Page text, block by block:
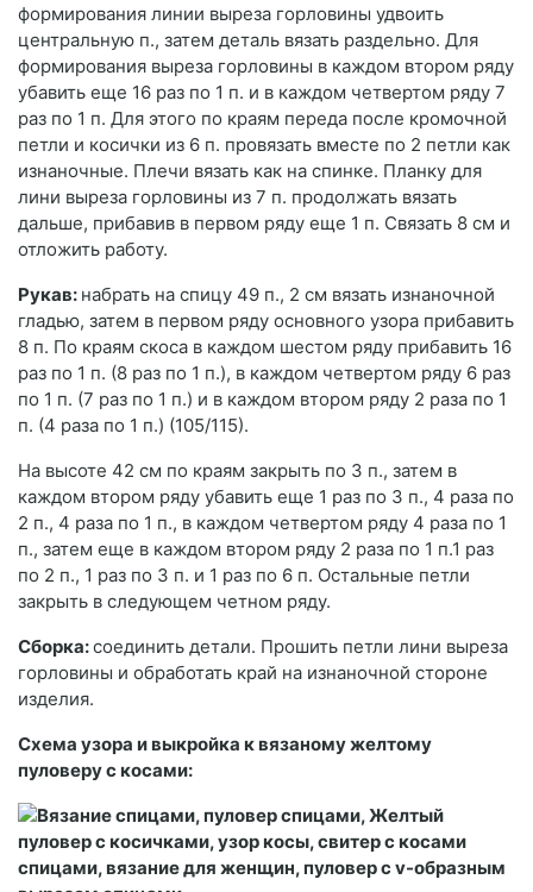
формирования линии выреза горловины удвоить
центральную п., затем деталь вязать раздельно. Для
формирования выреза горловины в каждом втором ряду
убавить еще 16 раз по 1 п. и в каждом четвертом ряду 7
раз по 1 п. Для этого по краям переда после кромочной
петли и косички из 6 п. провязать вместе по 2 петли как
изнаночные. Плечи вязать как на спинке. Планку для
лини выреза горловины из 7 п. продолжать вязать
дальше, прибавив в первом ряду еще 1 п. Связать 8 см и
отложить работу.
Рукав: набрать на спицу 49 п., 2 см вязать изнаночной
гладью, затем в первом ряду основного узора прибавить
8 п. По краям скоса в каждом шестом ряду прибавить 16
раз по 1 п. (8 раз по 1 п.), в каждом четвертом ряду 6 раз
по 1 п. (7 раз по 1 п.) и в каждом втором ряду 2 раза по 1
п. (4 раза по 1 п.) (105/115).
На высоте 42 см по краям закрыть по 3 п., затем в
каждом втором ряду убавить еще 1 раз по 3 п., 4 раза по
2 п., 4 раза по 1 п., в каждом четвертом ряду 4 раза по 1
п., затем еще в каждом втором ряду 2 раза по 1 п.1 раз
по 2 п., 1 раз по 3 п. и 1 раз по 6 п. Остальные петли
закрыть в следующем четном ряду.
Сборка:соединить детали. Прошить петли лини выреза
горловины и обработать край на изнаночной стороне
изделия.
Схема узора и выкройка к вязаному желтому
пуловеру c косами: